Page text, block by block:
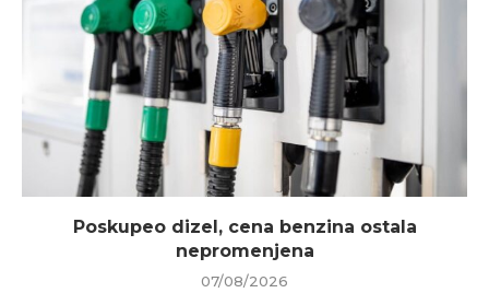
Poskupeo dizel, cena benzina ostala
nepromenjena
07/08/2026